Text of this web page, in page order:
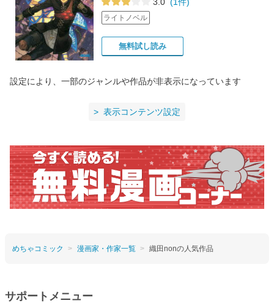
ライトノベル
無料試し読み
設定により、一部のジャンルや作品が非表示になっています
表示コンテンツ設定
めちゃコミック 漫画家・作家一覧 織田nonの人気作品
サポートメニュー